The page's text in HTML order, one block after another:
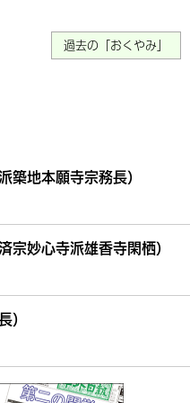
過去の「おくやみ」
築地本願寺宗務長）
宗妙心寺派雄香寺閑栖）
）